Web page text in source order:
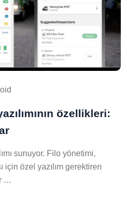
özellikleri:
sunuyor. Filo yönetimi,
için özel yazılım gerektiren
…